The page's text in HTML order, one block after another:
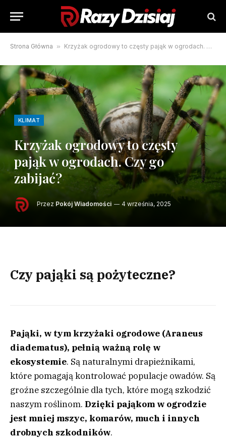
Strona Główna » Krzyżak ogrodowy to częsty pająk w ogrodach. Czy go zabijać?
KLIMAT
Krzyżak ogrodowy to częsty
pająk w ogrodach. Czy go
zabijać?
Przez Pokój Wiadomości 4 września, 2025
Czy pająki są pożyteczne?
Pająki, w tym krzyżaki ogrodowe (Araneus
diadematus), pełnią ważną rolę w
ekosystemie. Są naturalnymi drapieżnikami,
które pomagają kontrolować populacje owadów. Są
groźne szczególnie dla tych, które mogą szkodzić
naszym roślinom. Dzięki pająkom w ogrodzie
jest mniej mszyc, komarów, much i innych
drobnych szkodników.